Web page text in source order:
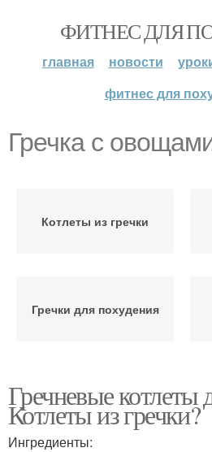
ФИТНЕС ДЛЯ
главная новости
фитнес для
Гречка с
Котлеты из гречки
Гречки для похудения
Гречневые котлеты
Котлеты из гречки?
Ингредиенты: